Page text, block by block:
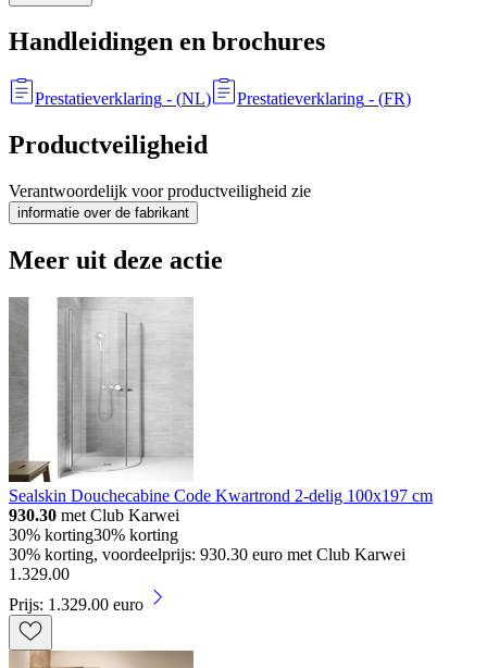
Handleidingen en brochures
Prestatieverklaring - (NL) Prestatieverklaring - (FR)
Productveiligheid
Verantwoordelijk voor productveiligheid zie
informatie over de fabrikant
Meer uit deze actie
Sealskin Douchecabine Code Kwartrond 2-delig 100x197 cm
930.30 met Club Karwei
30% korting30% korting
30% korting, voordeelprijs: 930.30 euro met Club Karwei
1 .329.00
Prijs: 1.329.00 euro